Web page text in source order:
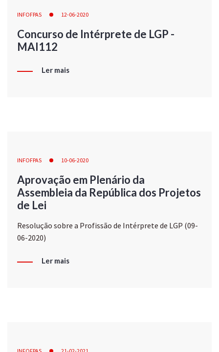
INFOFPAS 12-06-2020
Concurso de Intérprete de LGP -
MAI112
Ler mais
INFOFPAS 10-06-2020
Aprovação em Plenário da
Assembleia da República dos Projetos
de Lei
Resolução sobre a Profissão de Intérprete de LGP (09-
06-2020)
Ler mais